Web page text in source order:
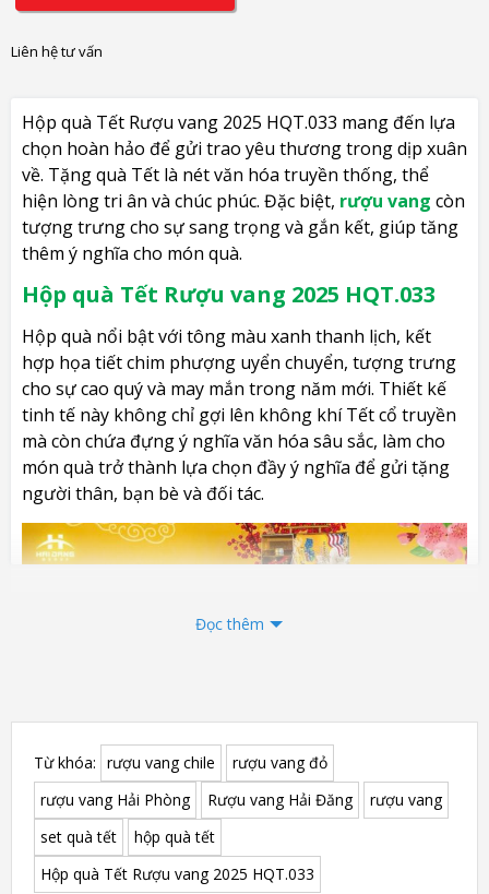
Liên hệ tư vấn
Hộp quà Tết Rượu vang 2025 HQT.033 mang đến lựa
chọn hoàn hảo để gửi trao yêu thương trong dịp xuân
về. Tặng quà Tết là nét văn hóa truyền thống, thể
hiện lòng tri ân và chúc phúc. Đặc biệt, rượu vang còn
tượng trưng cho sự sang trọng và gắn kết, giúp tăng
thêm ý nghĩa cho món quà.
Hộp quà Tết Rượu vang 2025 HQT.033
Hộp quà nổi bật với tông màu xanh thanh lịch, kết
hợp họa tiết chim phượng uyển chuyển, tượng trưng
cho sự cao quý và may mắn trong năm mới. Thiết kế
tinh tế này không chỉ gợi lên không khí Tết cổ truyền
mà còn chứa đựng ý nghĩa văn hóa sâu sắc, làm cho
món quà trở thành lựa chọn đầy ý nghĩa để gửi tặng
người thân, bạn bè và đối tác.
Set Hộp quà Tết Rượu vang 2025
Đọc thêm
Từ khóa: rượu vang chile
rượu vang đỏ
rượu vang Hải Phòng
Rượu vang Hải Đăng
rượu vang
set quà tết
hộp quà tết
Hộp quà Tết Rượu vang 2025 HQT.033